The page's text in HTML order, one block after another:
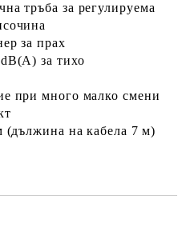
тръба за регулируема
за прах
за тихо
при много малко смени
(дължина на кабела 7 м)